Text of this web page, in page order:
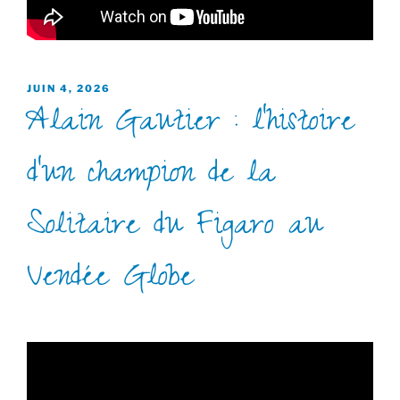
PUBLIÉ
LE
JUIN 4, 2026
Alain Gautier : l’histoire
d’un champion de la
Solitaire du Figaro au
Vendée Globe